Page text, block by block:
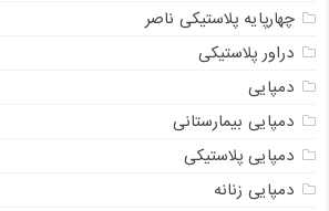
چهارپایه پلاستیکی ناصر
دراور پلاستیکی
دمپایی
دمپایی بیمارستانی
دمپایی پلاستیکی
دمپایی زنانه